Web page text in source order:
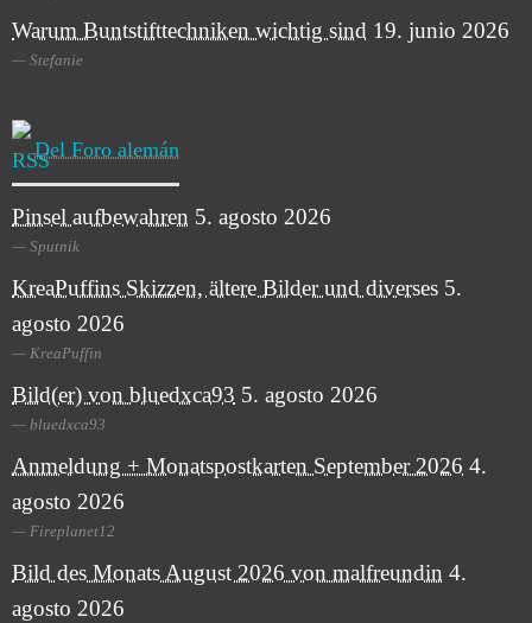
Warum Buntstifttechniken wichtig sind 19. junio 2026
Stefanie
Del Foro alemán
Pinsel aufbewahren 5. agosto 2026
Sputnik
KreaPuffins Skizzen, ältere Bilder und diverses 5.
agosto 2026
KreaPuffin
Bild(er) von bluedxca93 5. agosto 2026
bluedxca93
Anmeldung + Monatspostkarten September 2026 4.
agosto 2026
Fireplanet12
Bild des Monats August 2026 von malfreundin 4.
agosto 2026